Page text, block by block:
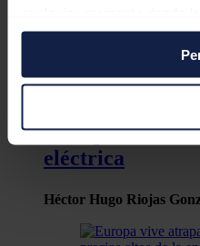
en el Menú de
Si lo permite, también
Recopilar
puede tener una
Identificar su
buscar características
Obtenga más información
. Puede cambiar o
El
en la primera
eléctrica
Héctor Hugo Riojas